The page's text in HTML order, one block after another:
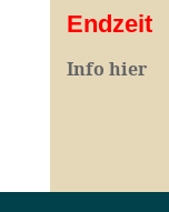
Endzeit
Info hier